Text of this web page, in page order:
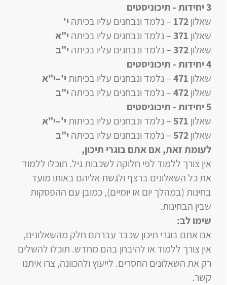
3 יחידות - תיכוניסטים
שאלון172– נלמד ונבחנים עליו בכיתה י'
שאלון 371– נלמד ונבחנים עליו בכיתה י"א
שאלון372– נלמד ונבחנים עליו בכיתה י"ב
4 יחידות
- תיכוניסטים
שאלון 471
–נלמד ונבחנים עליו בכיתותי'–י"א
שאלון472
–נלמד ונבחנים עליו בכיתה י"ב
5 יחידות
- תיכוניסטים
שאלון 571
–נלמד ונבחנים עליו בכיתותי'–י"א
שאלון572
–נלמד ונבחנים עליו בכיתה י"ב
לעומת זאת, אם אתם בוגרי תיכון,
אין צורך ללמוד לפי חלוקה לשכבות גיל. תוכלו ללמוד
את כל השאלונים ברצף ולגשת אליהם באותו מועד
בחינות (במהלך יום או יומיים), כמובן עם ההפסקות
שבין הבחינות.
שימו לב:
אם אתם בוגרי תיכון שכבר עברתם חלק מהשאלונים,
אין צורך ללמוד או להיבחן בהם מחדש. תוכלו להשלים
רק את השאלונים החסרים. לייעוץ ולהכוונה, צרו איתנו
קשר.